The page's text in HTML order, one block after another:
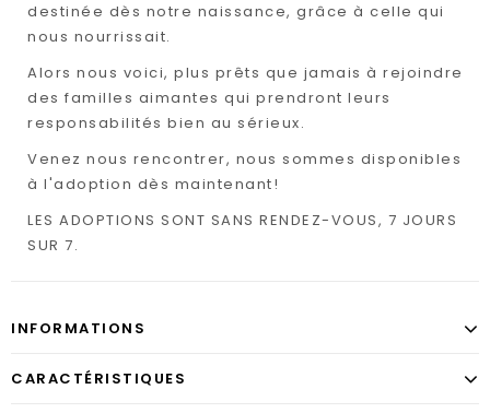
destinée dès notre naissance, grâce à celle qui
nous nourrissait.
Alors nous voici, plus prêts que jamais à rejoindre
des familles aimantes qui prendront leurs
responsabilités bien au sérieux.
Venez nous rencontrer, nous sommes disponibles
à l'adoption dès maintenant!
LES ADOPTIONS SONT SANS RENDEZ-VOUS, 7 JOURS
SUR 7.
INFORMATIONS
CARACTÉRISTIQUES